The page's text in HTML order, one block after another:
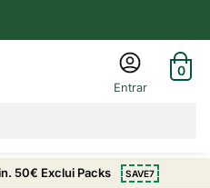
0
50€ Exclui Packs SAVE7